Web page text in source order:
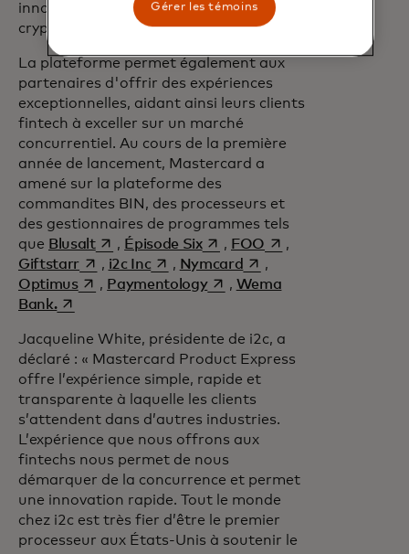
innovantes et fiables sur le marché des
cryptomonnaies. »
La plateforme permet également aux
partenaires d'offrir des expériences
exceptionnelles, aidant ainsi leurs clients
fintech à exceller sur un marché
concurrentiel. Au cours de la première
année de lancement, Mastercard a
amené sur la plateforme des
commandites BIN, des processeurs et
des gestionnaires de programmes tels
que Blusalts’ouvre dans un nouvel onglet
, Épisode Sixs’ouvre dans un nouvel onglet
, FOO s’ouvre dans un
,
Giftstarrs’ouvre dans un nouvel onglet
, i2c Incs’ouvre dans un nouvel onglet
, Nymcard s’ouvre dans un nouvel
,
Optimuss’ouvre dans un nouvel onglet
, Paymentologys’ouvre dans un nouvel onglet
, Wema
Bank.s’ouvre dans un nouvel onglet
Jacqueline White, présidente de i2c, a
déclaré : « Mastercard Product Express
offre l’expérience simple, rapide et
transparente à laquelle les clients
s’attendent dans d’autres industries.
L’expérience que nous offrons aux
fintechs nous permet de nous
démarquer de la concurrence et permet
une innovation rapide. Tout le monde
chez i2c est très fier d’être le premier
processeur aux États-Unis à soutenir le
Gérer les témoins